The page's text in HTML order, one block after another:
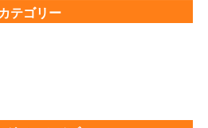
カテゴリー